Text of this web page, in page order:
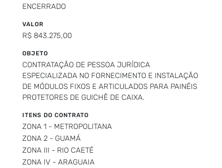
ENCERRADO
VALOR
R$ 843.275,00
OBJETO
CONTRATAÇÃO DE PESSOA JURÍDICA
ESPECIALIZADA NO FORNECIMENTO E INSTALAÇÃO
DE MÓDULOS FIXOS E ARTICULADOS PARA PAINÉIS
PROTETORES DE GUICHÊ DE CAIXA.
ITENS DO CONTRATO
ZONA 1 - METROPOLITANA
ZONA 2 - GUAMÁ
ZONA III - RIO CAETÉ
ZONA IV - ARAGUAIA